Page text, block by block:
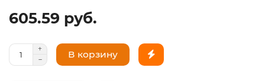
605.59 руб.
В корзину